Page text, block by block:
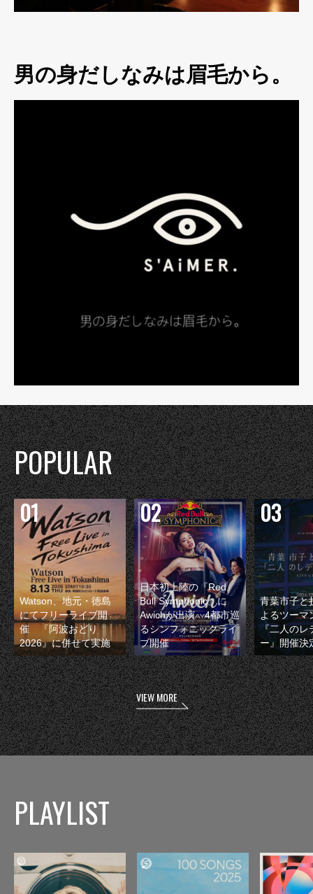
男の身だしなみは眉毛から。
POPULAR
Watson、地元・徳島
にてフリーライブ開
催 『阿波おどり
2026』に併せて実施
日本初上陸の『Red
Bull Symphonic』に
Awichが出演 4都市巡
るシンフォニックライ
ブ開催
青葉市子と
よるツーマ
『二人のレ
ー』開催決
VIEW MORE
PLAYLIST